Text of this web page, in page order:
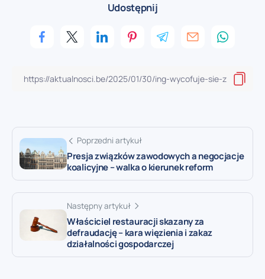
Udostępnij
Poprzedni artykuł
Presja związków zawodowych a negocjacje
koalicyjne – walka o kierunek reform
Następny artykuł
Właściciel restauracji skazany za
defraudację – kara więzienia i zakaz
działalności gospodarczej